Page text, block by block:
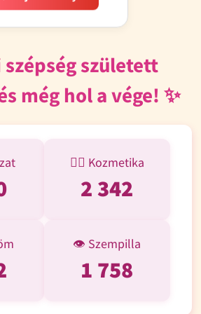
szépség született
még hol a vége! ✨
💆‍♀️ Kozmetika
2 342
👁️ Szempilla
1 758